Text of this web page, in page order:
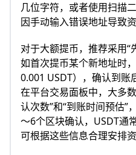
几位字符，或者使用扫描
因手动输入错误地址导致资
对于大额提币，推荐采用“
如首次提币某个新地址时
0.001 USDT），确认到账
在平台交易面板中，大多
认次数”和“到账时间预估”
～6个区块确认，USDT通
可根据这些信息合理安排